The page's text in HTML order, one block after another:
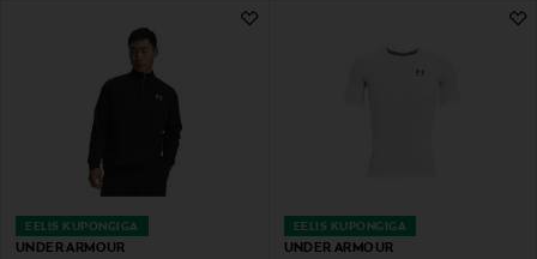
EELIS KUPONGIGA
UNDER ARMOUR
EELIS KUPONGIGA
UNDER ARMOUR